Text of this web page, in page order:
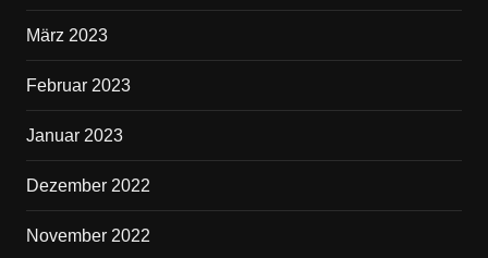
März 2023
Februar 2023
Januar 2023
Dezember 2022
November 2022